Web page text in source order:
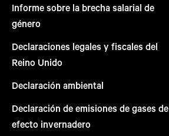
Informe sobre la brecha salarial de
género
Declaraciones legales y fiscales del
Reino Unido
Declaración ambiental
Declaración de emisiones de gases de
efecto invernadero